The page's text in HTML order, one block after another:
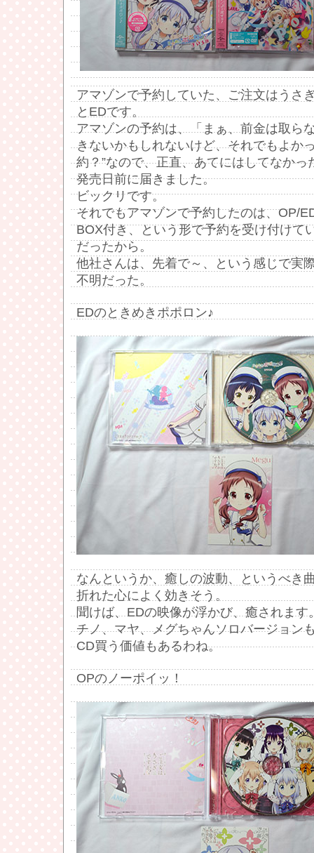
アマゾンで予約していた、ご注文はうさ
とEDです。
アマゾンの予約は、「まぁ、前金は取ら
きないかもしれないけど、それでもよか
約？”なので、正直、あてにはしてなかっ
発売日前に届きました。
ビックリです。
それでもアマゾンで予約したのは、OP/
BOX付き、という形で予約を受け付けて
だったから。
他社さんは、先着で～、という感じで実
不明だった。
EDのときめきポポロン♪
なんというか、癒しの波動、というべき
折れた心によく効きそう。
聞けば、EDの映像が浮かび、癒されます
チノ、マヤ、メグちゃんソロバージョン
CD買う価値もあるわね。
OPのノーポイッ！